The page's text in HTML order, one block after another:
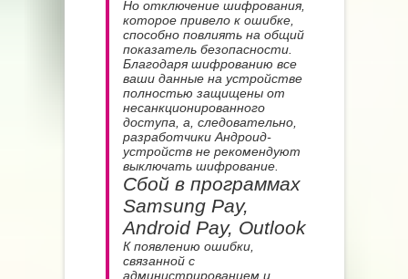
Но отключение шифрования,
которое привело к ошибке,
способно повлиять на общий
показатель безопасности.
Благодаря шифрованию все
ваши данные на устройстве
полностью защищены от
несанкционированного
доступа, а, следовательно,
разработчики Андроид-
устройств не рекомендуют
выключать шифрование.
Сбой в программах
Samsung Pay,
Android Pay, Outlook
К появлению ошибки,
связанной с
администрированием и